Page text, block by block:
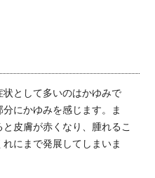
として多いのはかゆみで
にかゆみを感じます。ま
皮膚が赤くなり、腫れるこ
にまで発展してしまいま